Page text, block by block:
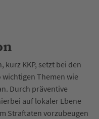
KKP, setzt bei den
Themen wie
Durch präventive
auf lokaler Ebene
Straftaten vorzubeugen